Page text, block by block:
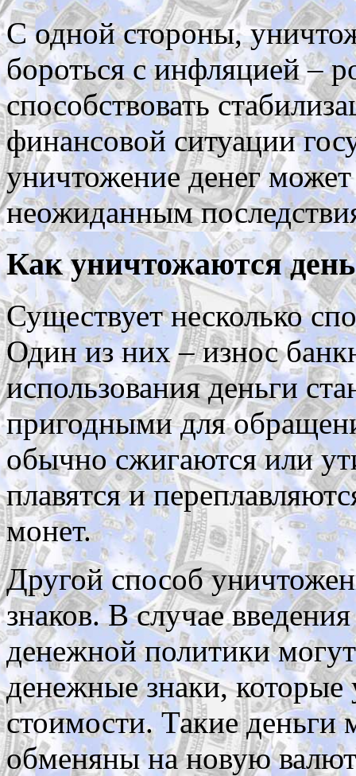
С одной стороны,
бороться с инфляцией –
способствовать
финансовой ситуации
уничтожение денег
неожиданным
Как уничтожаются
Существует несколько
Один из них – износ
использования деньги
пригодными для
обычно сжигаются или
плавятся и
монет.
Другой способ
знаков. В случае
денежной политики
денежные знаки,
стоимости. Такие деньги
обменяны на новую